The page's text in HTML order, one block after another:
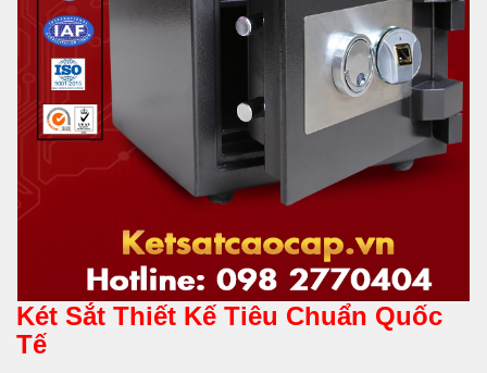
Két Sắt Thiết Kế Tiêu Chuẩn Quốc
Tế